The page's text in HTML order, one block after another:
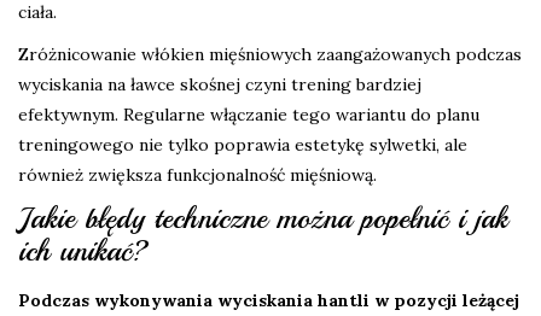
ciała.
Zróżnicowanie włókien mięśniowych zaangażowanych podczas
wyciskania na ławce skośnej czyni trening bardziej
efektywnym. Regularne włączanie tego wariantu do planu
treningowego nie tylko poprawia estetykę sylwetki, ale
również zwiększa funkcjonalność mięśniową.
Jakie błędy techniczne można popełnić i jak
ich unikać?
Podczas wykonywania wyciskania hantli w pozycji leżącej